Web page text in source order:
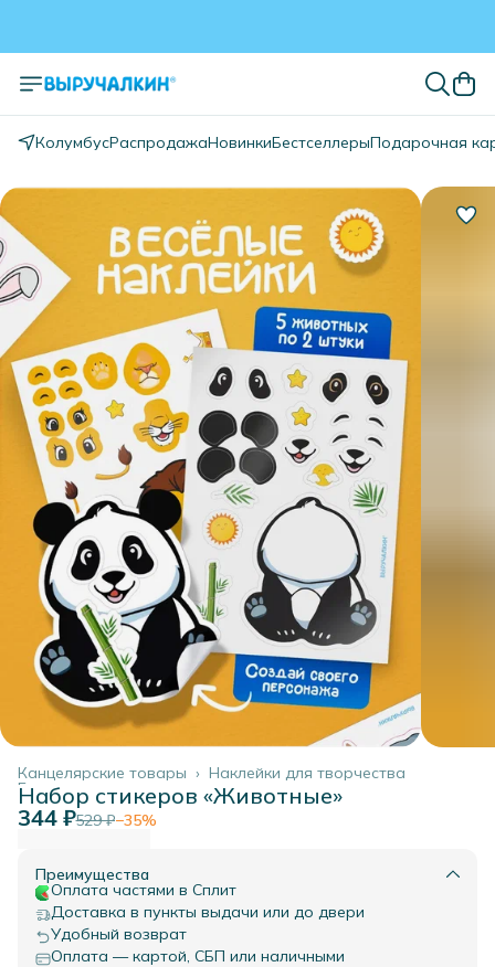
КолумбусРаспродажаНовинкиБестселлерыПодарочная
Наклейки для творчества
Канцелярские товары ›
Главная
Набор стикеров «Животные»
344 ₽529 ₽−35%
Преимущества
Оплата частями в Сплит
Доставка в пункты выдачи или до двери
Удобный возврат
Оплата — картой, СБП или наличными